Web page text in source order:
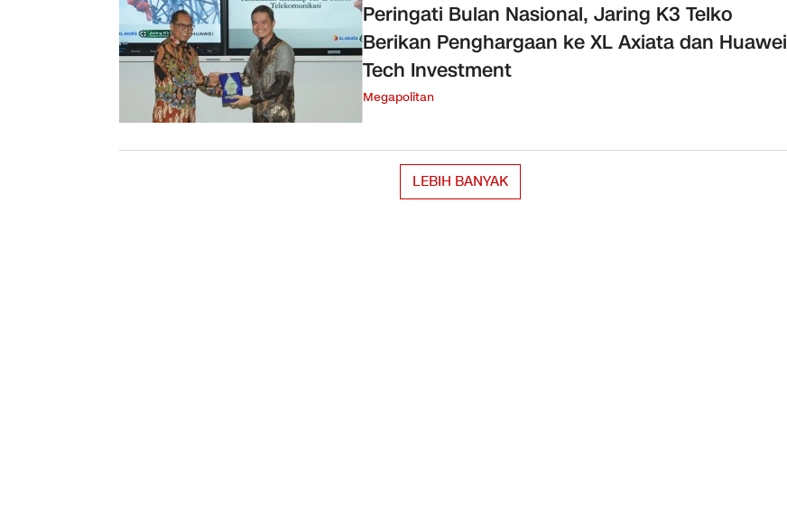
Peringati Bulan Nasional, Jaring K3 Telko
Berikan Penghargaan ke XL Axiata dan Huawei
Tech Investment
Megapolitan
LEBIH BANYAK